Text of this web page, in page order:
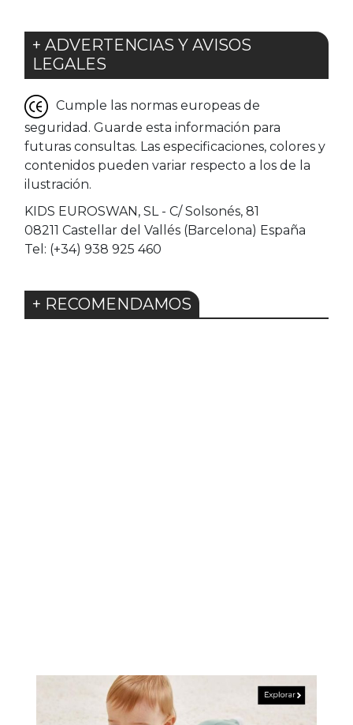
+ ADVERTENCIAS Y AVISOS
LEGALES
Cumple las normas europeas de
seguridad. Guarde esta información para
futuras consultas. Las especificaciones, colores y
contenidos pueden variar respecto a los de la
ilustración.
KIDS EUROSWAN, SL - C/ Solsonés, 81
08211 Castellar del Vallés (Barcelona) España
Tel: (+34) 938 925 460
+ RECOMENDAMOS